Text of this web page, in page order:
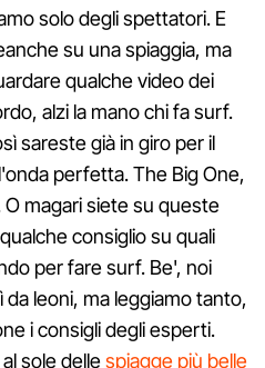
solo degli spettatori. E
su una spiaggia, ma
qualche video dei
alzi la mano chi fa surf.
sareste già in giro per il
perfetta. The Big One,
magari siete su queste
consiglio su quali
per fare surf. Be', noi
leoni, ma leggiamo tanto,
i consigli degli esperti.
sole dellespiagge più belle